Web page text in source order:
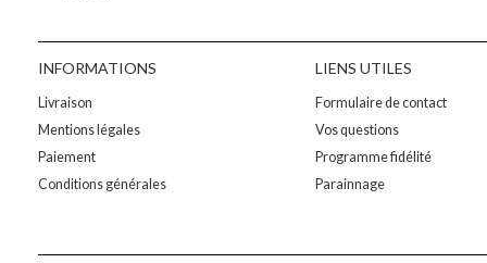
INFORMATIONS
Livraison
Mentions légales
Paiement
Conditions générales
LIENS UTILES
Formulaire de contact
Vos questions
Programme fidélité
Parainnage